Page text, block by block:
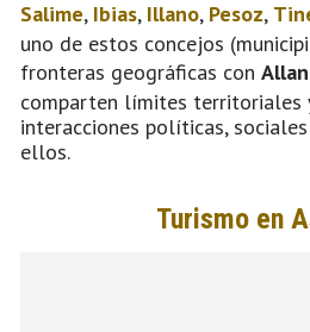
Salime, Ibias, Illano, Pesoz,
uno de estos concejos
fronteras geográficas con
comparten límites territoriales
interacciones políticas,
ellos.